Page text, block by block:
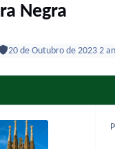
Negra
20 de Outubro de 2023 2